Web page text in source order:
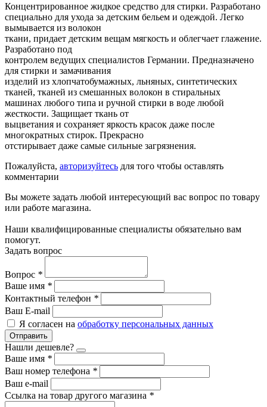
Концентрированное жидкое средство для стирки. Разработано
специально для ухода за детским бельем и одеждой. Легко
вымывается из волокон
ткани, придает детским вещам мягкость и облегчает глажение.
Разработано под
контролем ведущих специалистов Германии. Предназначено
для стирки и замачивания
изделий из хлопчатобумажных, льняных, синтетических
тканей, тканей из смешанных волокон в стиральных
машинах любого типа и ручной стирки в воде любой
жесткости. Защищает ткань от
выцветания и сохраняет яркость красок даже после
многократных стирок. Прекрасно
отстирывает даже самые сильные загрязнения.
Пожалуйста, авторизуйтесь для того чтобы оставлять
комментарии
Вы можете задать любой интересующий вас вопрос по товару
или работе магазина.
Наши квалифицированные специалисты обязательно вам
помогут.
Задать вопрос
Вопрос *
Ваше имя *
Контактный телефон *
Ваш E-mail
Я согласен на обработку персональных данных
Отправить
Нашли дешевле?
Ваше имя *
Ваш номер телефона *
Ваш e-mail
Ссылка на товар другого магазина *